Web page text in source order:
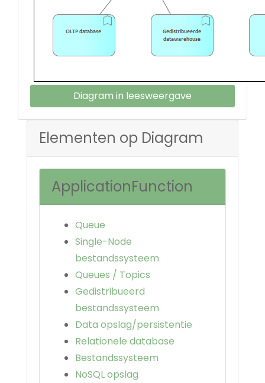
Diagram in leesweergave
Elementen op Diagram
ApplicationFunction
Queue
Single-Node
bestandssysteem
Queues / Topics
Gedistribueerd
bestandssysteem
Data opslag/persistentie
Relationele database
Bestandssysteem
NoSQL opslag